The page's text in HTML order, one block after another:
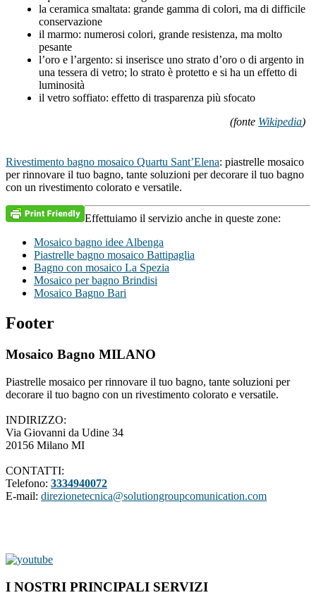
la ceramica smaltata: grande gamma di colori, ma di difficile
conservazione
il marmo: numerosi colori, grande resistenza, ma molto
pesante
l’oro e l’argento: si inserisce uno strato d’oro o di argento in
una tessera di vetro; lo strato è protetto e si ha un effetto di
luminosità
il vetro soffiato: effetto di trasparenza più sfocato
(fonte Wikipedia)
Rivestimento bagno mosaico Quartu Sant’Elena: piastrelle mosaico
per rinnovare il tuo bagno, tante soluzioni per decorare il tuo bagno
con un rivestimento colorato e versatile.
Effettuiamo il servizio anche in queste zone:
Mosaico bagno idee Albenga
Piastrelle bagno mosaico Battipaglia
Bagno con mosaico La Spezia
Mosaico per bagno Brindisi
Mosaico Bagno Bari
Footer
Mosaico Bagno MILANO
Piastrelle mosaico per rinnovare il tuo bagno, tante soluzioni per
decorare il tuo bagno con un rivestimento colorato e versatile.
INDIRIZZO:
Via Giovanni da Udine 34
20156 Milano MI
CONTATTI:
Telefono: 3334940072
E-mail: direzionetecnica@solutiongroupcomunication.com
I NOSTRI PRINCIPALI SERVIZI